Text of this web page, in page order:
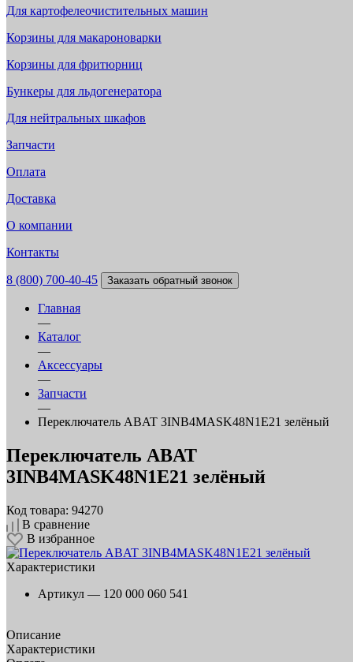
Для картофелеочистительных машин
Корзины для макароноварки
Корзины для фритюрниц
Бункеры для льдогенератора
Для нейтральных шкафов
Запчасти
Оплата
Доставка
О компании
Контакты
8 (800) 700-40-45 Заказать обратный звонок
Главная
—
Каталог
—
Аксессуары
—
Запчасти
—
Переключатель ABAT 3INB4MASK48N1E21 зелёный
Переключатель ABAT
3INB4MASK48N1E21 зелёный
Код товара: 94270
В сравнение
В избранное
Характеристики
Артикул — 120 000 060 541
Описание
Характеристики